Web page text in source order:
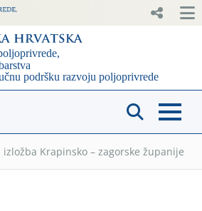
izložba Krapinsko – zagorske županije